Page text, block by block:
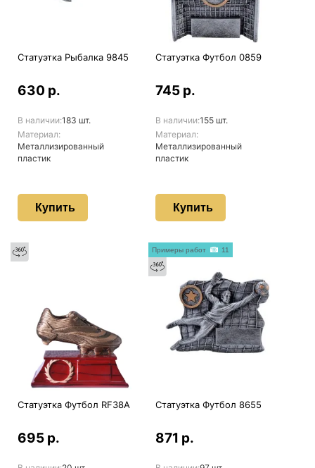
Статуэтка Рыбалка 9845
630 р.
В наличии:183 шт.
Материал:
Металлизированный
пластик
Купить
Статуэтка Футбол 0859
745 р.
В наличии:155 шт.
Материал:
Металлизированный
пластик
Купить
Статуэтка Футбол RF38A
695 р.
Статуэтка Футбол 8655
871 р.
Примеры работ 11